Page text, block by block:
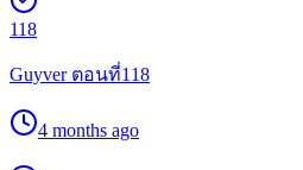
118
Guyver ตอนที่118
4 months ago